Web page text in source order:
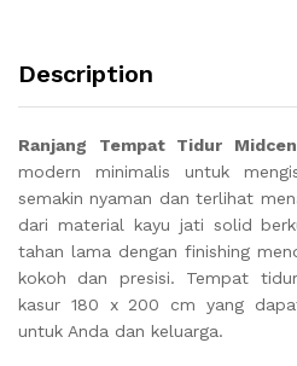
Description
Ranjang Tempat Tidur
modern minimalis untuk
semakin nyaman dan terlihat
dari material kayu jati solid
tahan lama dengan finishing
kokoh dan presisi. Tempat
kasur 180 x 200 cm yang
untuk Anda dan keluarga.